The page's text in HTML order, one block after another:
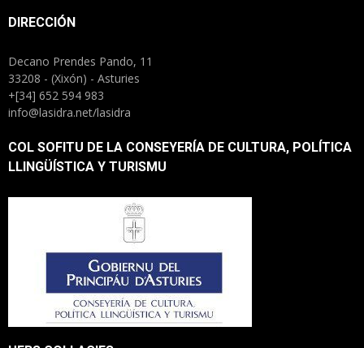
DIRECCIÓN
Decano Prendes Pando, 11
33208 - (Xixón) - Asturies
+[34] 652 594 983
info@lasidra.net/lasidra
COL SOFITU DE LA CONSEYERÍA DE CULTURA, POLÍTICA
LLINGÜÍSTICA Y TURISMU